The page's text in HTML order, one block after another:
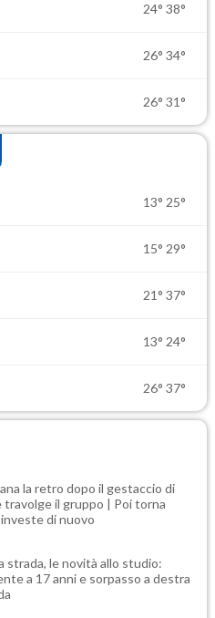
24° 38°
26° 34°
26° 31°
13° 25°
15° 29°
21° 37°
13° 24°
26° 37°
la retro dopo il gestaccio di
travolge il gruppo | Poi torna
di nuovo
strada, le novità allo studio:
a 17 anni e sorpasso a destra